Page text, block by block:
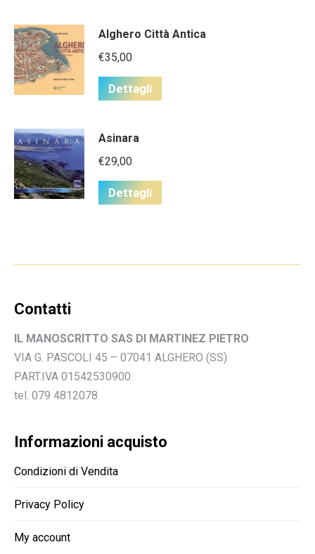
Alghero Città Antica
€35,00
Dettagli
Asinara
€29,00
Dettagli
Contatti
IL MANOSCRITTO SAS DI MARTINEZ PIETRO
VIA G. PASCOLI 45 – 07041 ALGHERO (SS)
PART.IVA 01542530900
tel. 079 4812078
Informazioni acquisto
Condizioni di Vendita
Privacy Policy
My account